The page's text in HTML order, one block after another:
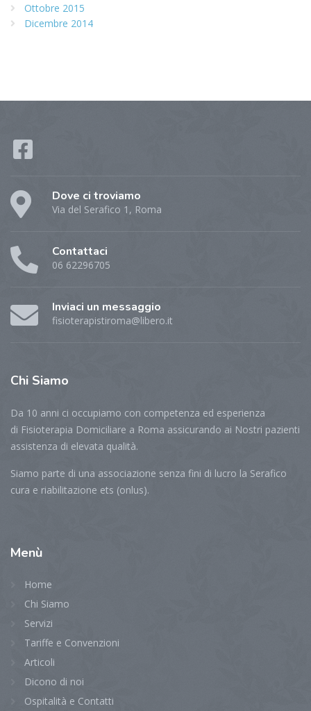
Ottobre 2015
Dicembre 2014
Dove ci troviamo
Via del Serafico 1, Roma
Contattaci
06 62296705
Inviaci un messaggio
fisioterapistiroma@libero.it
Chi Siamo
Da 10 anni ci occupiamo con competenza ed esperienza
di Fisioterapia Domiciliare a Roma assicurando ai Nostri pazienti
assistenza di elevata qualità.
Siamo parte di una associazione senza fini di lucro la Serafico
cura e riabilitazione ets (onlus).
Menù
Home
Chi Siamo
Servizi
Tariffe e Convenzioni
Articoli
Dicono di noi
Ospitalità e Contatti